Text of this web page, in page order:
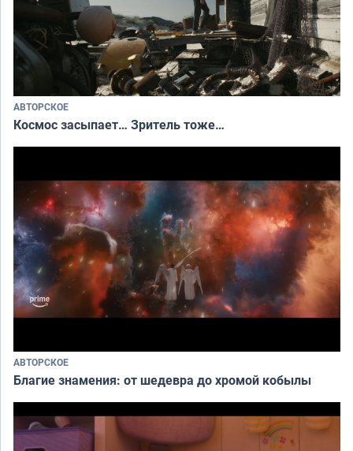
АВТОРСКОЕ
Космос засыпает… Зритель тоже…
АВТОРСКОЕ
Благие знамения: от шедевра до хромой кобылы